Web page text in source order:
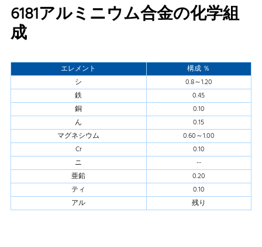
6181アルミニウム合金の化学組
成
エレメント
構成 ％
シ
0.8～1.20
鉄
0.45
銅
0.10
ん
0.15
マグネシウム
0.60～1.00
Cr
0.10
ニ
--
亜鉛
0.20
ティ
0.10
アル
残り